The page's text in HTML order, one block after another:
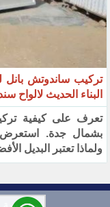
تركيب ساندوتش بانل
البناء الحديث لالواح
تعرف على كيفية
بشمال جدة. استعرض
ولماذا تعتبر البديل